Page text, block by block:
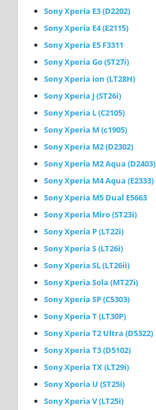
Sony Xperia E3 (D2202)
Sony Xperia E4 (E2115)
Sony Xperia E5 F3311
Sony Xperia Go (ST27i)
Sony Xperia ion (LT28H)
Sony Xperia J (ST26i)
Sony Xperia L (C2105)
Sony Xperia M (с1905)
Sony Xperia M2 (D2302)
Sony Xperia M2 Aqua (D2403)
Sony Xperia M4 Aqua (E2333)
Sony Xperia M5 Dual E5663
Sony Xperia Miro (ST23i)
Sony Xperia P (LT22i)
Sony Xperia S (LT26i)
Sony Xperia SL (LT26ii)
Sony Xperia Sola (MT27i)
Sony Xperia SP (C5303)
Sony Xperia T (LT30P)
Sony Xperia T2 Ultra (D5322)
Sony Xperia T3 (D5102)
Sony Xperia TX (LT29i)
Sony Xperia U (ST25i)
Sony Xperia V (LT25i)